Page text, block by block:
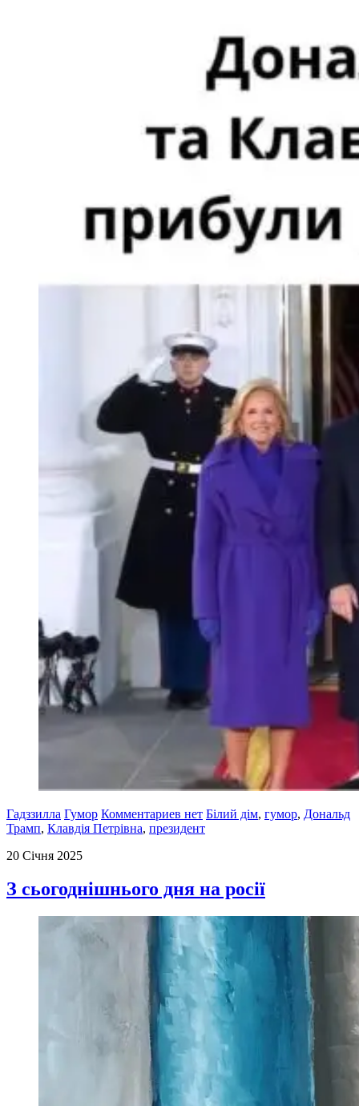
Гадззилла Гумор Комментариев нет Білий дім, гумор, Дональд
Трамп, Клавдія Петрівна, президент
20 Січня 2025
З сьогоднішнього дня на росії